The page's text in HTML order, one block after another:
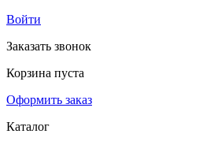
Войти
Заказать звонок
Корзина пуста
Оформить заказ
Каталог